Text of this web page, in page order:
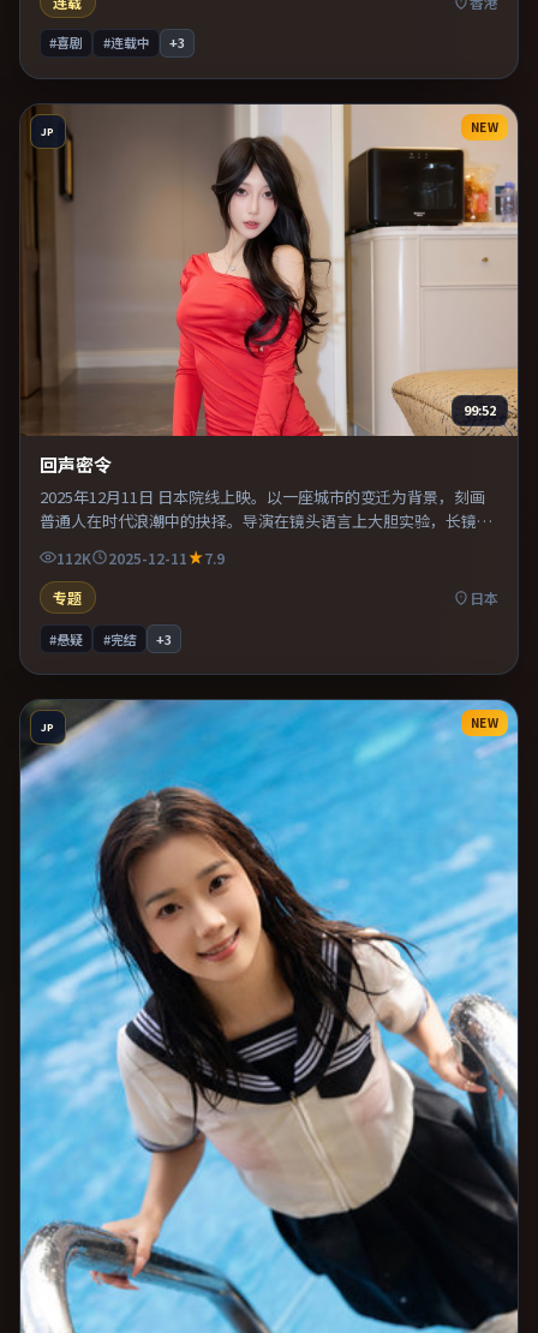
#喜剧 #连载中 +3
JP NEW
99:52
回声密令
2025年12月11日 日本院线上映。以一座城市的变迁为背景，刻画
普通人在时代浪潮中的抉择。导演在镜头语言上大胆实验，长镜头
与特写交替强化压迫感。片尾留白意味深长，值得二刷细品台词与
构图。
112K 2025-12-11
7.9
专题
日本
#悬疑 #完结 +3
JP NEW